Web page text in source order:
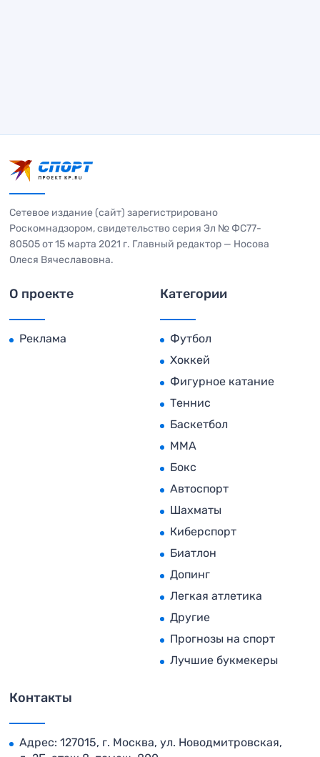
Сетевое издание (сайт) зарегистрировано
Роскомнадзором, свидетельство серия Эл № ФС77-
80505 от 15 марта 2021 г. Главный редактор — Носова
Олеся Вячеславовна.
О проекте
Реклама
Категории
Футбол
Хоккей
Фигурное катание
Теннис
Баскетбол
MMA
Бокс
Автоспорт
Шахматы
Киберспорт
Биатлон
Допинг
Легкая атлетика
Другие
Прогнозы на спорт
Лучшие букмекеры
Контакты
Адрес: 127015, г. Москва, ул. Новодмитровская,